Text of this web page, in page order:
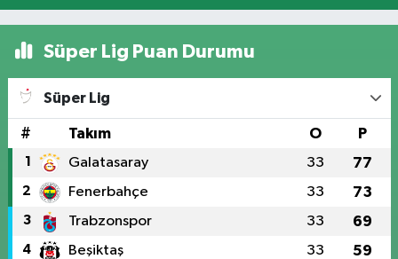
Süper Lig Puan Durumu
Süper Lig
# Takım O P
1 Galatasaray 33 77
2 Fenerbahçe 33 73
3 Trabzonspor 33 69
4 Beşiktaş 33 59